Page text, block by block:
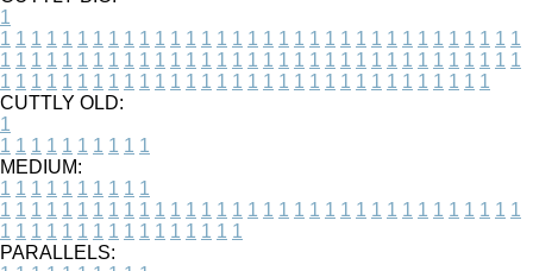
1
1 1 1 1 1 1 1 1 1 1 1 1 1 1 1 1 1 1 1 1 1 1 1 1 1 1 1 1 1 1 1 1 1 1
1 1 1 1 1 1 1 1 1 1 1 1 1 1 1 1 1 1 1 1 1 1 1 1 1 1 1 1 1 1 1 1 1 1
1 1 1 1 1 1 1 1 1 1 1 1 1 1 1 1 1 1 1 1 1 1 1 1 1 1 1 1 1 1 1 1
CUTTLY OLD:
1
1 1 1 1 1 1 1 1 1 1
MEDIUM:
1 1 1 1 1 1 1 1 1 1
1 1 1 1 1 1 1 1 1 1 1 1 1 1 1 1 1 1 1 1 1 1 1 1 1 1 1 1 1 1 1 1 1 1
1 1 1 1 1 1 1 1 1 1 1 1 1 1 1 1
PARALLELS: